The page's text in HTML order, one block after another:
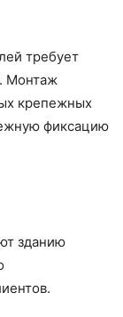
требует
Монтаж
крепежных
фиксацию
зданию